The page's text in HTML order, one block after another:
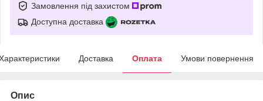
Замовлення під захистом
Доступна доставка
Доставка Оплата Умови повернення
Опис